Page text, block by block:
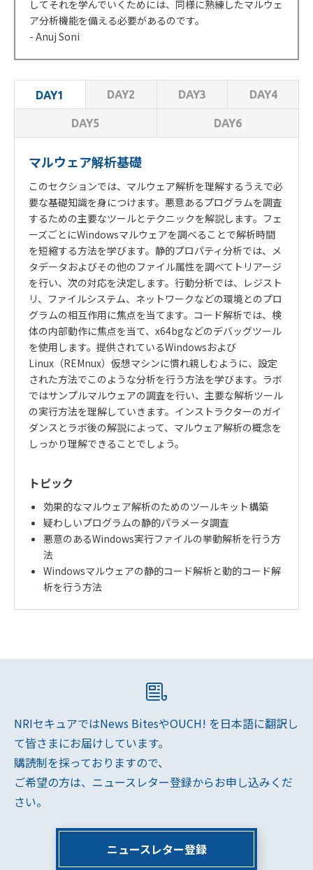
してそれを学んでいくためには、同様に熟練したマルウェ
ア分析機能を備える必要があるのです。
- Anuj Soni
DAY1 DAY2 DAY3 DAY4
DAY5 DAY6
マルウェア解析基礎
このセクションでは、マルウェア解析を理解するうえで必
要な基礎知識を身につけます。悪意あるプログラムを調査
するための主要なツールとテクニックを解説します。フェ
ーズごとにWindowsマルウェアを調べることで解析時間
を短縮する方法を学びます。静的プロパティ分析では、メ
タデータおよびその他のファイル属性を調べてトリアージ
を行い、次の対応を決定します。行動分析では、レジスト
リ、ファイルシステム、ネットワークなどの環境とのプロ
グラムの相互作用に焦点を当てます。コード解析では、検
体の内部動作に焦点を当て、x64bgなどのデバッグツール
を使用します。提供されているWindowsおよび
Linux（REMnux）仮想マシンに慣れ親しむように、設定
された方法でこのような分析を行う方法を学びます。ラボ
ではサンプルマルウェアの調査を行い、主要な解析ツール
の実行方法を理解していきます。インストラクターのガイ
ダンスとラボ後の解説によって、マルウェア解析の概念を
しっかり理解できることでしょう。
トピック
効果的なマルウェア解析のためのツールキット構築
疑わしいプログラムの静的パラメータ調査
悪意のあるWindows実行ファイルの挙動解析を行う方
法
Windowsマルウェアの静的コード解析と動的コード解
析を行う方法
NRIセキュアではNews BitesやOUCH! を日本語に翻訳し
て皆さまにお届けしています。
購読制を採っておりますので、
ご希望の方は、ニュースレター登録からお申し込みくだ
さい。
ニュースレター登録